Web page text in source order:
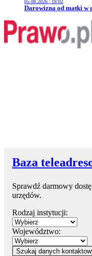
05.08.2026 | 18:02
Przejdź do artykułu:
Darowizna od matki w
Baza
Sprawdź darmowy
urzędów.
Rodzaj instytucji:
Województwo:
Szukaj danych